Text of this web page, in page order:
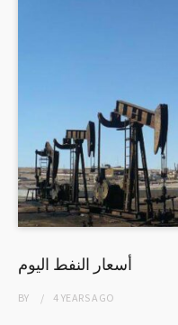
أسعار النفط اليوم
BY 4 YEARSAGO